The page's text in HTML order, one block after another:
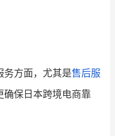
务方面，尤其是售后服
确保日本跨境电商靠